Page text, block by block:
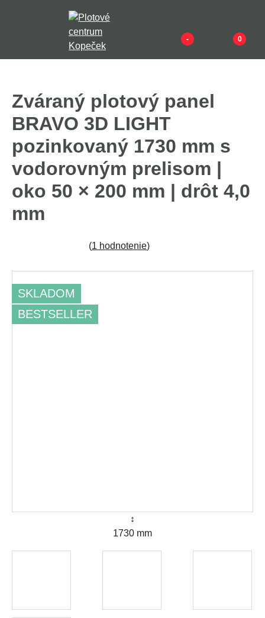
- 0
Zváraný plotový panel
BRAVO 3D LIGHT
pozinkovaný 1730 mm s
vodorovným prelisom |
oko 50 × 200 mm | drôt 4,0
mm
(1 hodnotenie)
SKLADOM
BESTSELLER
↕
1730 mm